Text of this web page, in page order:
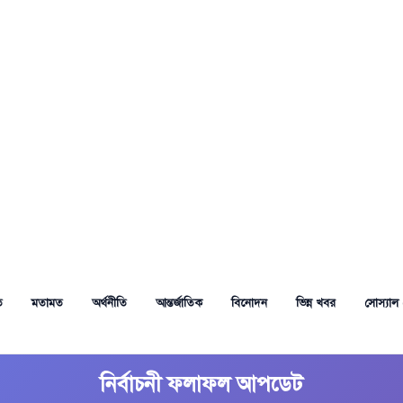
মতামত অর্থনীতি আন্তর্জাতিক বিনোদন ভিন্ন খবর সোস্যাল
নির্বাচনী ফলাফল আপডেট